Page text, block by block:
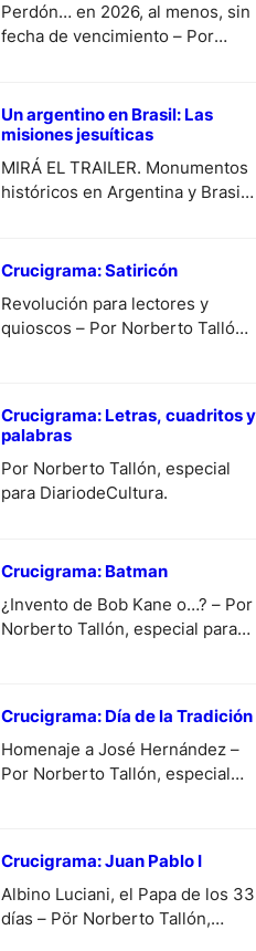
Perdón… en 2026, al menos, sin
fecha de vencimiento – Por
Un argentino en Brasil: Las
misiones jesuíticas
MIRÁ EL TRAILER. Monumentos
históricos en Argentina y Brasil.
Diariodecultura.com.ar.
Crucigrama: Satiricón
Revolución para lectores y
quioscos – Por Norberto Tallón,
Crucigrama: Letras, cuadritos y
palabras
Por Norberto Tallón, especial
para DiariodeCultura.
Crucigrama: Batman
¿Invento de Bob Kane o…? – Por
Norberto Tallón, especial para
Crucigrama: Día de la Tradición
Homenaje a José Hernández –
Por Norberto Tallón, especial
Crucigrama: Juan Pablo I
Albino Luciani, el Papa de los 33
días – Pör Norberto Tallón,